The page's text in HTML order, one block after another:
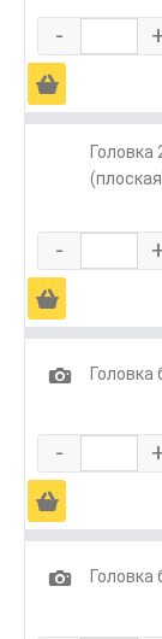
-
Ä
Головка
-
Ä
1
Головка
-
Ä
1
Головка